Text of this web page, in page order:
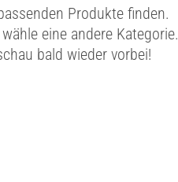
Produkte finden.
eine andere Kategorie.
bald wieder vorbei!